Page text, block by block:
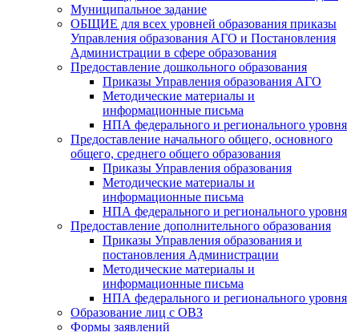
Муниципальное задание
ОБЩИЕ для всех уровней образования приказы
Управления образования АГО и Постановления
Администрации в сфере образования
Предоставление дошкольного образования
Приказы Управления образования АГО
Методические материалы и
информационные письма
НПА федерального и регионального уровня
Предоставление начального общего, основного
общего, среднего общего образования
Приказы Управления образования
Методические материалы и
информационные письма
НПА федерального и регионального уровня
Предоставление дополнительного образования
Приказы Управления образования и
постановления Администрации
Методические материалы и
информационные письма
НПА федерального и регионального уровня
Образование лиц с ОВЗ
Формы заявлений